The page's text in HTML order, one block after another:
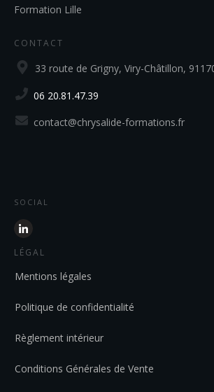
Formation Lille
CONTACT
33 route de Grigny, Viry-Châtillon,
06 20.81.47.39
contact@chrysalide-formations.fr
SOCIAL
LÉGAL
Mentions légales
Politique de confidentialité
Règlement intérieur
Conditions Générales de Vente